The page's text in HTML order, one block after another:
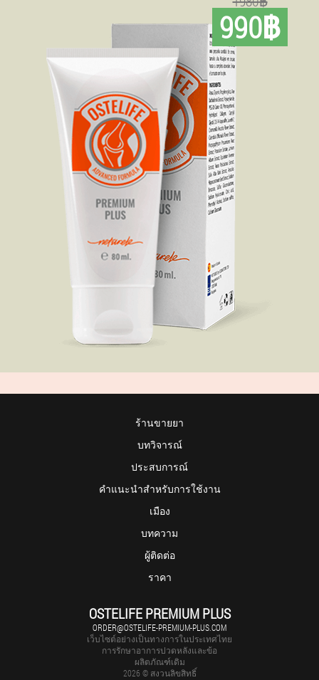
990฿
ร้านขายยา
บทวิจารณ์
ประสบการณ์
คำแนะนำสำหรับการใช้งาน
เมือง
บทความ
ผู้ติดต่อ
ราคา
OSTELIFE PREMIUM PLUS
ORDER@OSTELIFE-PREMIUM-PLUS.COM
เว็บไซต์อย่างเป็นทางการในประเทศไทย
การรักษาอาการปวดหลังและข้อ
ผลิตภัณฑ์เดิม
2026 © สงวนลิขสิทธิ์